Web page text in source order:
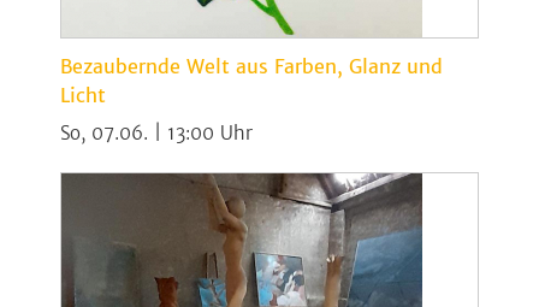
Bezaubernde Welt aus Farben, Glanz und
Licht
So, 07.06. | 13:00